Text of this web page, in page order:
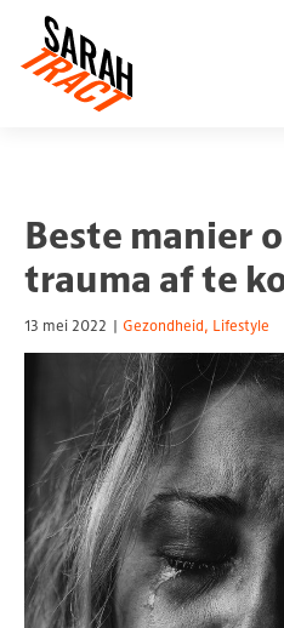
Beste manier
trauma af te
13 mei 2022 | Gezondheid, Lifestyle